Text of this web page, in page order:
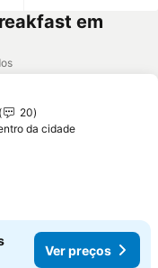
em
aos favoritos
20
da cidade
Ver preços